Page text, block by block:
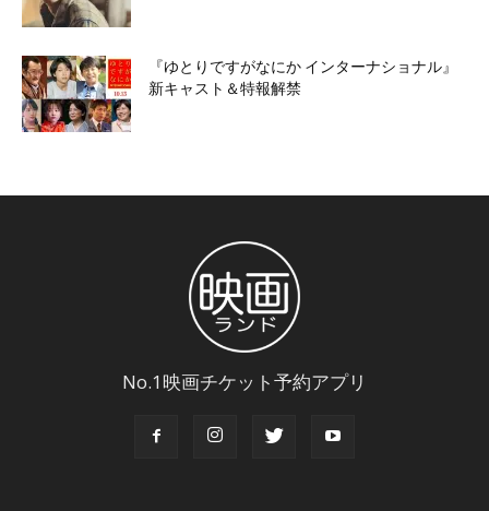
『ゆとりですがなにか インターナショナル』
新キャスト＆特報解禁
No.1映画チケット予約アプリ